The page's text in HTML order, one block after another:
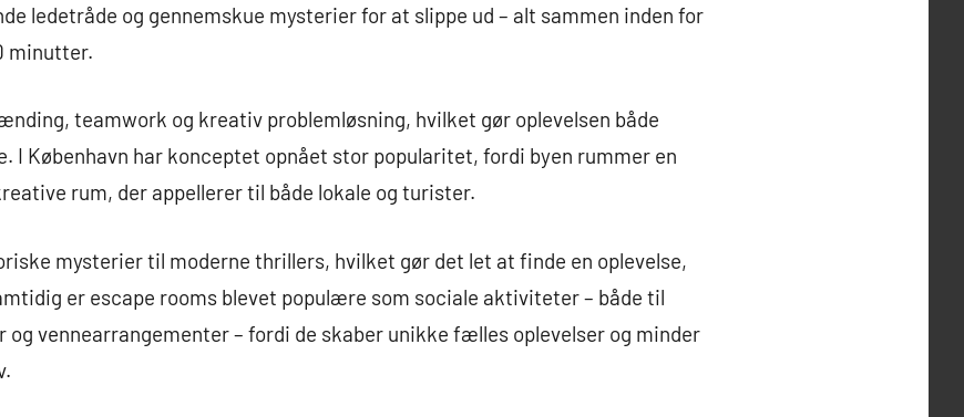
ledetråde og gennemskue mysterier for at slippe ud – alt sammen inden for
minutter.
teamwork og kreativ problemløsning, hvilket gør oplevelsen både
I København har konceptet opnået stor popularitet, fordi byen rummer en
rum, der appellerer til både lokale og turister.
mysterier til moderne thrillers, hvilket gør det let at finde en oplevelse,
er escape rooms blevet populære som sociale aktiviteter – både til
vennearrangementer – fordi de skaber unikke fælles oplevelser og minder